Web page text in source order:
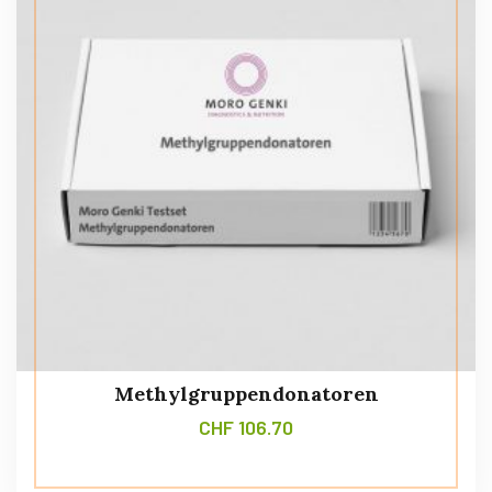
Methylgruppendonatoren
CHF106.70